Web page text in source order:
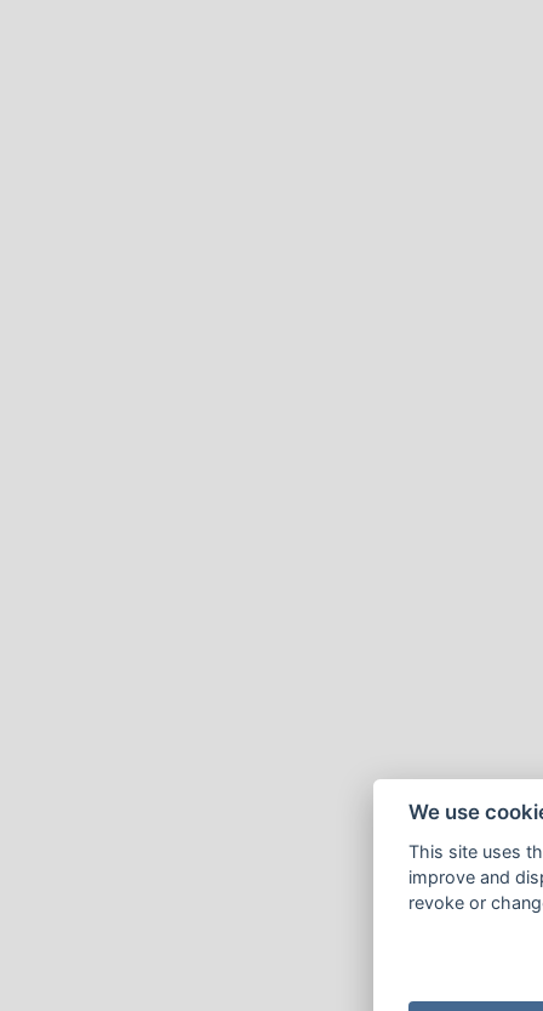
We use
This site uses
improve and
revoke or